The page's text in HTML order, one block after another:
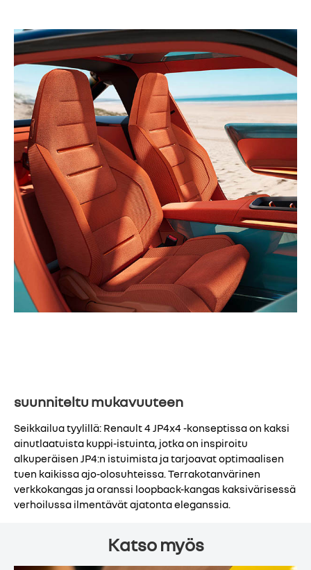
suunniteltu mukavuuteen
Seikkailua tyylillä: Renault 4 JP4x4 -konseptissa on kaksi
ainutlaatuista kuppi-istuinta, jotka on inspiroitu
alkuperäisen JP4:n istuimista ja tarjoavat optimaalisen
tuen kaikissa ajo-olosuhteissa. Terrakotanvärinen
verkkokangas ja oranssi loopback-kangas kaksivärisessä
verhoilussa ilmentävät ajatonta eleganssia.
Katso myös